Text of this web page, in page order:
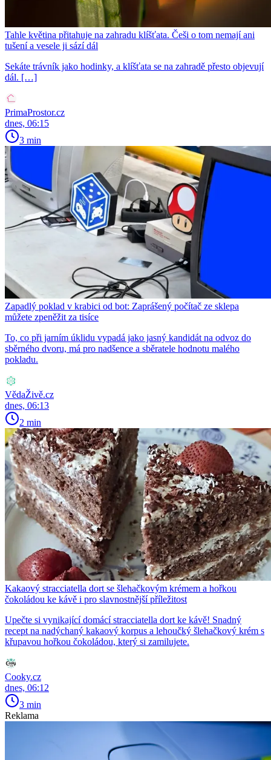
Tahle květina přitahuje na zahradu klíšťata. Češi o tom nemají ani
tušení a vesele ji sází dál
Sekáte trávník jako hodinky, a klíšťata se na zahradě přesto objevují
dál. […]
PrimaProstor.cz
dnes, 06:15
3 min
Zapadlý poklad v krabici od bot: Zaprášený počítač ze sklepa
můžete zpeněžit za tisíce
To, co při jarním úklidu vypadá jako jasný kandidát na odvoz do
sběrného dvoru, má pro nadšence a sběratele hodnotu malého
pokladu.
VědaŽivě.cz
dnes, 06:13
2 min
Kakaový stracciatella dort se šlehačkovým krémem a hořkou
čokoládou ke kávě i pro slavnostnější příležitost
Upečte si vynikající domácí stracciatella dort ke kávě! Snadný
recept na nadýchaný kakaový korpus a lehoučký šlehačkový krém s
křupavou hořkou čokoládou, který si zamilujete.
Cooky.cz
dnes, 06:12
3 min
Reklama